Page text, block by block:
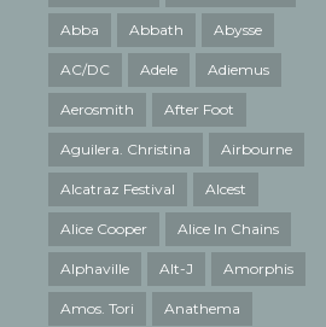
Abba Abbath Abysse
AC/DC Adele Adiemus
Aerosmith After Foot
Aguilera. Christina Airbourne
Alcatraz Festival Alcest
Alice Cooper Alice In Chains
Alphaville Alt-J Amorphis
Amos. Tori Anathema